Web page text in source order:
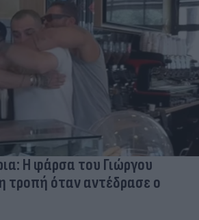
Η φάρσα του Γιώργου
τροπή όταν αντέδρασε ο